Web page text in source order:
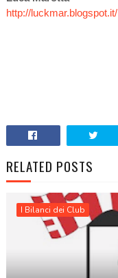
http://luckmar.blogspot.it/
RELATED POSTS
I Bilanci dei Club